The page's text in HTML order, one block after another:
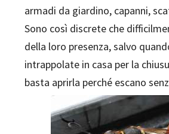
armadi da giardino, capanni,
Sono così discrete che
della loro presenza, salvo
intrappolate in casa per la
basta aprirla perché escano